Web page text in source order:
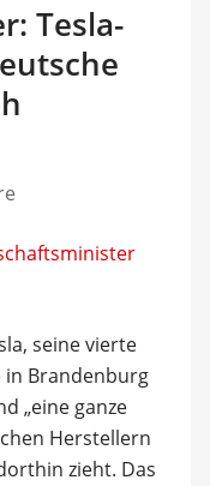
Tesla-
seine vierte
in Brandenburg
„eine ganze
Herstellern
zieht. Das